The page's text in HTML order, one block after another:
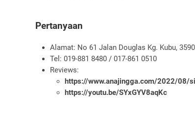
Pertanyaan
Alamat: No 61 Jalan Douglas Kg. Kubu,
Tel: 019-881 8480 / 017-861 0510
Reviews:
https://www.anajingga.com/2022/08/
https://youtu.be/SYxGYV8aqKc